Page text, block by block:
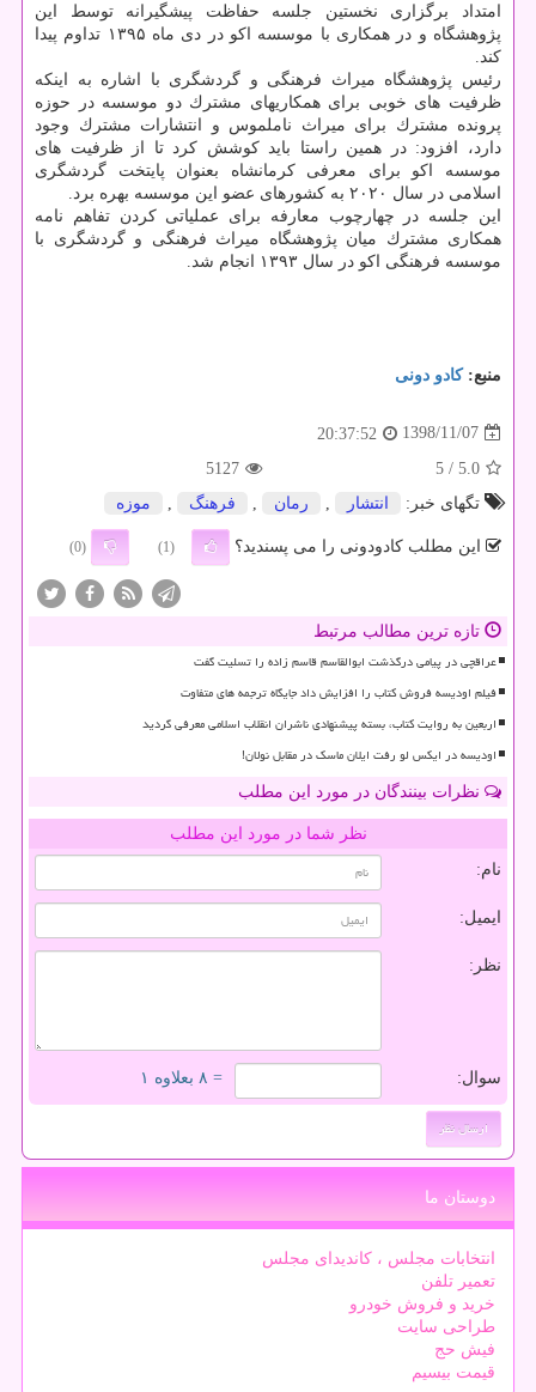
امتداد برگزاری نخستین جلسه حفاظت پیشگیرانه توسط این
پژوهشگاه و در همكاری با موسسه اكو در دی ماه ۱۳۹۵ تداوم پیدا
كند.
رئیس پژوهشگاه میراث فرهنگی و گردشگری با اشاره به اینكه
ظرفیت های خوبی برای همكاریهای مشترك دو موسسه در حوزه
پرونده مشترك برای میراث ناملموس و انتشارات مشترك وجود
دارد، افزود: در همین راستا باید كوشش كرد تا از ظرفیت های
موسسه اكو برای معرفی كرمانشاه بعنوان پایتخت گردشگری
اسلامی در سال ۲۰۲۰ به كشورهای عضو این موسسه بهره برد.
این جلسه در چهارچوب معارفه برای عملیاتی كردن تفاهم نامه
همكاری مشترك میان پژوهشگاه میراث فرهنگی و گردشگری با
موسسه فرهنگی اكو در سال ۱۳۹۳ انجام شد.
منبع:كادو دونی
1398/11/07
20:37:52
5.0
/ 5
5127
تگهای خبر:
انتشار رمان فرهنگ موزه
این مطلب کادودونی را می پسندید؟ (1)
(0)
تازه ترین مطالب مرتبط
عراقچی در پیامی درگذشت ابوالقاسم قاسم زاده را تسلیت گفت
فیلم اودیسه فروش کتاب را افزایش داد جایگاه ترجمه های متفاوت
اربعین به روایت کتاب، بسته پیشنهادی ناشران انقلاب اسلامی معرفی گردید
اودیسه در ایکس لو رفت ایلان ماسک در مقابل نولان!
نظرات بینندگان در مورد این مطلب
نظر شما در مورد این مطلب
نام:
ایمیل:
نظر:
سوال: = ۸ بعلاوه ۱
دوستان ما
انتخابات مجلس ، کاندیدای مجلس
تعمیر تلفن
خرید و فروش خودرو
طراحی سایت
فیش حج
قیمت بیسیم